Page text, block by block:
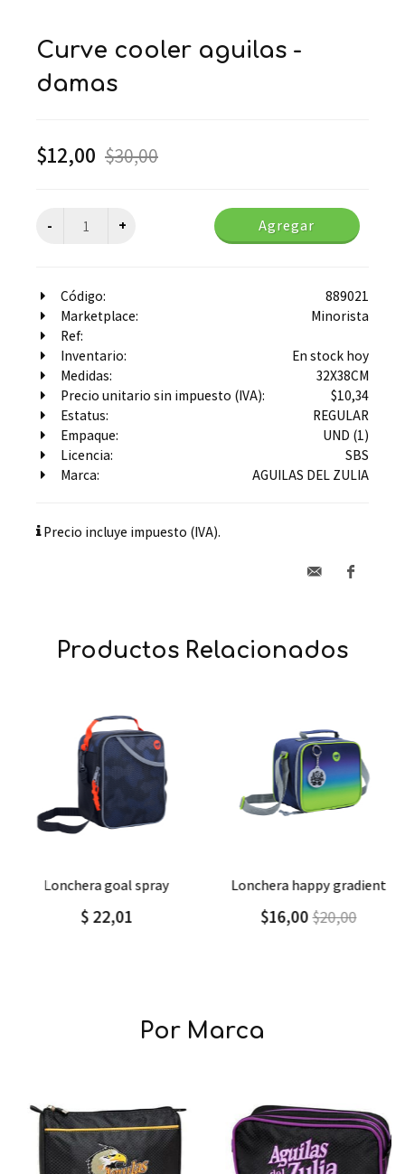
curve cooler aguilas -
damas
$12,00 $30,00
Agregar
Código:
889021
Marketplace:
Minorista
Ref:
Inventario:
En stock hoy
Medidas:
32X38CM
Precio unitario sin impuesto (IVA):
$10,34
Estatus:
REGULAR
Empaque:
UND (1)
Licencia:
SBS
Marca:
AGUILAS DEL ZULIA
Precio incluye impuesto (IVA).
Productos Relacionados
Agregar Detalle
lonchera goal spray
$ 22,01
Agregar Detalle
lonchera happy gradient
$16,00$20,00
Por Marca